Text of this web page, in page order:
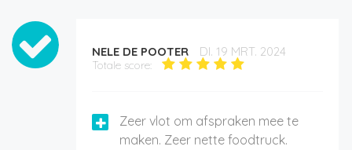
NELE DE POOTER DI. 19 MRT. 2024
Totale score:
Zeer vlot om afspraken mee te
maken. Zeer nette foodtruck.